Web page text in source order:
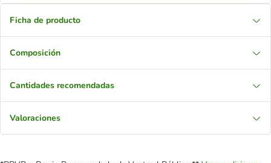
Ficha de producto
Composición
Cantidades recomendadas
Valoraciones